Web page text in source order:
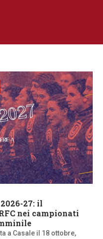
27: il
nei campionati
a Casale il 18 ottobre,